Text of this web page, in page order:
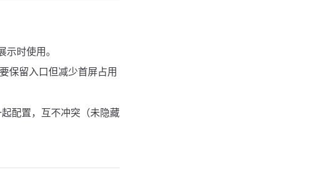
示时使用。
保留入口但减少首屏占用
配置，互不冲突（未隐藏